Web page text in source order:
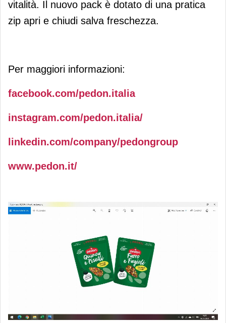
vitalità. Il nuovo pack è dotato di una pratica
zip apri e chiudi salva freschezza.
Per maggiori informazioni:
facebook.com/pedon.italia
instagram.com/pedon.italia/
linkedin.com/company/pedongroup
www.pedon.it/